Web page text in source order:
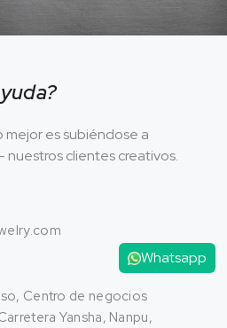
mejor es subiéndose a
clientes creativos.
Centro de negocios
Yansha, Nanpu,
Whatsapp